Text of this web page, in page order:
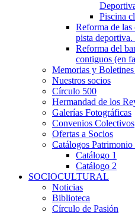
Piscina
Reforma de las
pista
Reforma del
contiguos (en
Memorias y
Nuestros socios
Círculo 500
Hermandad de los
Galerías Fotográficas
Convenios Colectivos
Ofertas a Socios
Catálogos
Catálogo 1
Catálogo 2
SOCIOCULTURAL
Noticias
Biblioteca
Círculo de Pasión